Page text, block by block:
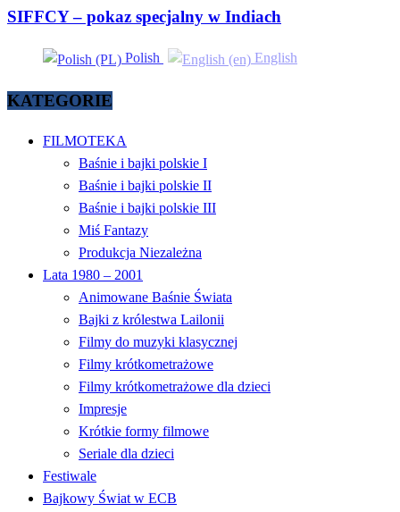
SIFFCY – pokaz specjalny w Indiach
Polish English
KATEGORIE
FILMOTEKA
Baśnie i bajki polskie I
Baśnie i bajki polskie II
Baśnie i bajki polskie III
Miś Fantazy
Produkcja Niezależna
Lata 1980 – 2001
Animowane Baśnie Świata
Bajki z królestwa Lailonii
Filmy do muzyki klasycznej
Filmy krótkometrażowe
Filmy krótkometrażowe dla dzieci
Impresje
Krótkie formy filmowe
Seriale dla dzieci
Festiwale
Bajkowy Świat w ECB